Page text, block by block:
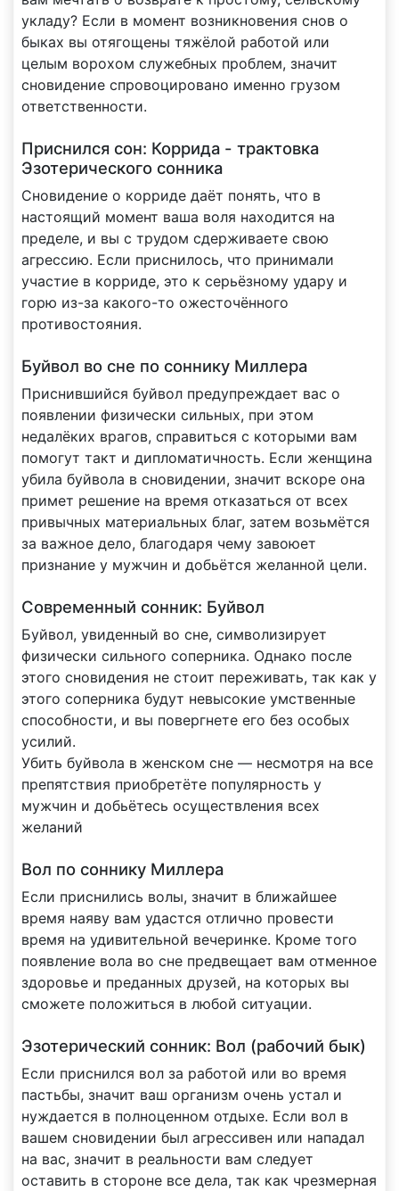
укладу? Если в момент возникновения снов о
быках вы отягощены тяжёлой работой или
целым ворохом служебных проблем, значит
сновидение спровоцировано именно грузом
ответственности.
Приснился сон: Коррида - трактовка
Эзотерического сонника
Сновидение о корриде даёт понять, что в
настоящий момент ваша воля находится на
пределе, и вы с трудом сдерживаете свою
агрессию. Если приснилось, что принимали
участие в корриде, это к серьёзному удару и
горю из-за какого-то ожесточённого
противостояния.
Буйвол во сне по соннику Миллера
Приснившийся буйвол предупреждает вас о
появлении физически сильных, при этом
недалёких врагов, справиться с которыми вам
помогут такт и дипломатичность. Если женщина
убила буйвола в сновидении, значит вскоре она
примет решение на время отказаться от всех
привычных материальных благ, затем возьмётся
за важное дело, благодаря чему завоюет
признание у мужчин и добьётся желанной цели.
Современный сонник: Буйвол
Буйвол, увиденный во сне, символизирует
физически сильного соперника. Однако после
этого сновидения не стоит переживать, так как у
этого соперника будут невысокие умственные
способности, и вы повергнете его без особых
усилий.
Убить буйвола в женском сне — несмотря на все
препятствия приобретёте популярность у
мужчин и добьётесь осуществления всех
желаний
Вол по соннику Миллера
Если приснились волы, значит в ближайшее
время наяву вам удастся отлично провести
время на удивительной вечеринке. Кроме того
появление вола во сне предвещает вам отменное
здоровье и преданных друзей, на которых вы
сможете положиться в любой ситуации.
Эзотерический сонник: Вол (рабочий бык)
Если приснился вол за работой или во время
пастьбы, значит ваш организм очень устал и
нуждается в полноценном отдыхе. Если вол в
вашем сновидении был агрессивен или нападал
на вас, значит в реальности вам следует
оставить в стороне все дела, так как чрезмерная